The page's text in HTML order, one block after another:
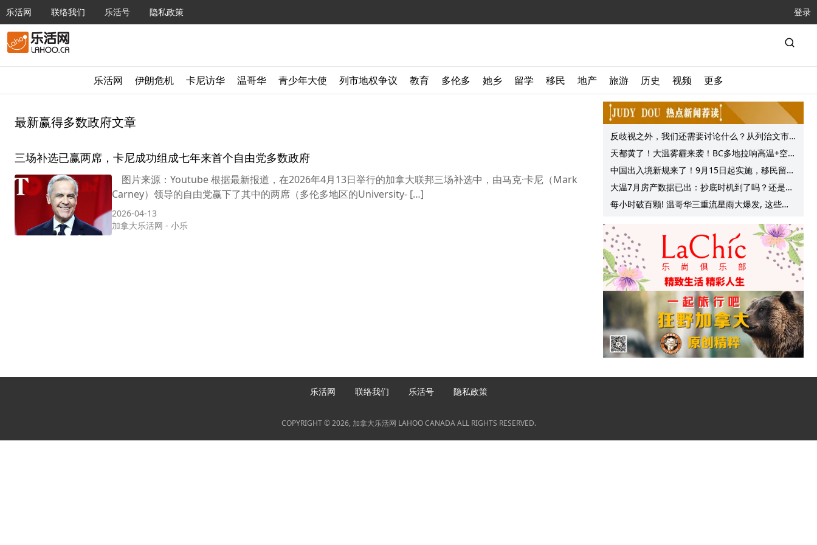
乐活网 联络我们 乐活号 隐私政策 登录
乐活网 伊朗危机 卡尼访华 温哥华 青少年大使 列市地权争议 教育 多伦多 她乡 留学 移民 地产 旅游 历史 视频 更多
最新赢得多数政府文章
三场补选已赢两席，卡尼成功组成七年来首个自由党多数政府
图片来源：Youtube 根据最新报道，在2026年4月13日举行的加拿大联邦三场补选中，由马克·卡尼（Mark
Carney）领导的自由党赢下了其中的两席（多伦多地区的University- […]
2026-04-13
加拿大乐活网 - 小乐
反歧视之外，我们还需要讨论什么？从列治文市
议会一项动议谈起
天都黄了！大温雾霾来袭！BC多地拉响高温+空气
质量预警 最高可达35°C！
中国出入境新规来了！9月15日起实施，移民留学
中介迎来最强监管！
大温7月房产数据已出：抄底时机到了吗？还是再
等等？他们这么建议的
每小时破百颗! 温哥华三重流星雨大爆发, 这些最
乐活网 联络我们 乐活号 隐私政策
COPYRIGHT © 2026, 加拿大乐活网 LAHOO CANADA ALL RIGHTS RESERVED.